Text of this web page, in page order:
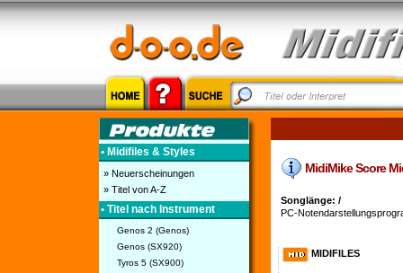
• Midifiles & Styles
» Neuerscheinungen
» Titel von A-Z
• Titel nach Instrument
Genos 2 (Genos)
Genos (SX920)
Tyros 5 (SX900)
MidiMike Score
Songlänge: /
PC-
MIDIFILES